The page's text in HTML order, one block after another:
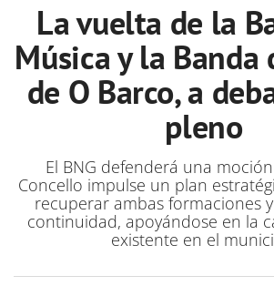
La vuelta de la
Música y la Banda
de O Barco, a
pleno
El BNG defenderá una
Concello impulse un plan
recuperar ambas formaciones
continuidad, apoyándose en la
existente en el